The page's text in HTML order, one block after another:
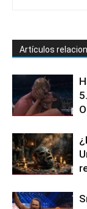
Artículos